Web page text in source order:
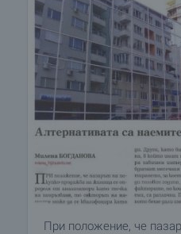
При положение, че